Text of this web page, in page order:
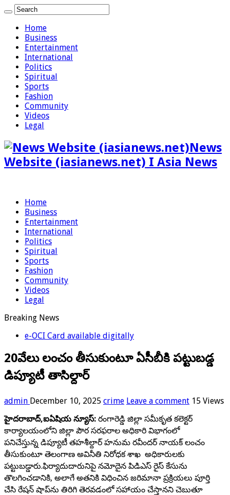
Home
Business
Entertainment
International
Politics
Spiritual
Sports
Fashion
Community
Videos
Legal
News
Website (iasianews.net) I Asia News
Home
Business
Entertainment
International
Politics
Spiritual
Sports
Fashion
Community
Videos
Legal
Breaking News
e-OCI Card available digitally
20వేలు లంచం తీసుకుంటూ ఏసీబీకి పట్టుబడ్డ
డిప్యూటీ తాసిల్దార్
admin December 10, 2025 crime Leave a comment 15 Views
హైదరాబాద్,ఐఏషియ న్యూస్: రంగారెడ్డి జిల్లా సమీకృత కలెక్టర్‌
కార్యాలయంలోని జిల్లా పౌర సరఫరాల అధికారి విభాగంలో
పనిచేస్తున్న డిప్యూటీ తహశీల్దార్ హనుమ రవీందర్ నాయక్ లంచం
తీసుకుంటూ తెలంగాణ అవినీతి నిరోధక శాఖ అధికారులకు
పట్టుబడ్డారు.ఫిర్యాదుదారునిపై నమోదైన పిడిఎస్ రైస్ కేసును
తొలగించడానికి, అలాగే అతనికి విధించిన జరిమానా ప్రక్రియలు పూర్తి
చేసి రేషన్ షాప్‌ను తిరిగి తెరవడంలో సహాయం చేస్తానని చెబుతూ